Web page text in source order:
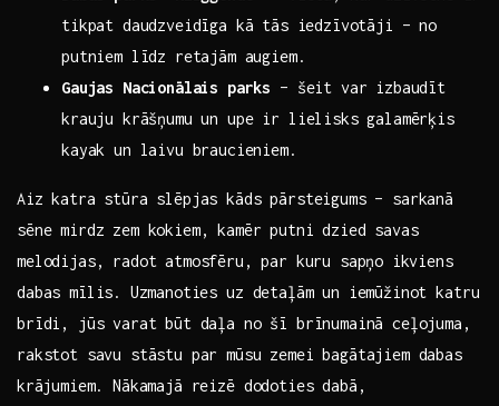
tikpat daudzveidīga kā tās ⁤iedzīvotāji – no
putniem‍ līdz retajām augiem.
Gaujas Nacionālais parks – šeit var izbaudīt
krauju krāšņumu un upe ir lielisks galamērķis‌
kayak un‍ laivu braucieniem.
Aiz‍ katra stūra slēpjas kāds pārsteigums – sarkanā
sēne mirdz zem kokiem, kamēr putni dzied savas
melodijas, radot‌ atmosfēru, ⁤par kuru ‌sapņo⁢ ikviens
‌dabas mīlis.⁢ Uzmanoties uz detaļām un iemūžinot katru
brīdi, jūs varat būt daļa no šī brīnumainā ceļojuma,
rakstot savu stāstu‌ par mūsu zemei bagātajiem dabas
⁣krājumiem. Nākamajā reizē dodoties dabā,